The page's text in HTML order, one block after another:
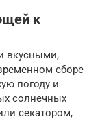
к
вкусными,
сборе
погоду и
солнечных
секатором,